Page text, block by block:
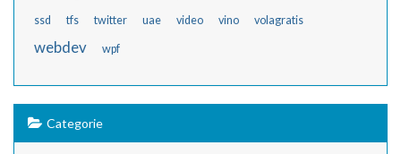
ssd tfs twitter uae video vino volagratis
webdev wpf
Categorie